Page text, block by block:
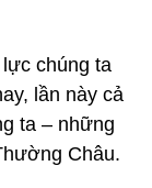
chúng ta
lần này cả
ta – những
Châu.